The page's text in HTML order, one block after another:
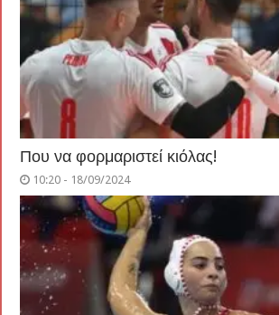
Που να φορμαριστεί κιόλας!
10:20 - 18/09/2024